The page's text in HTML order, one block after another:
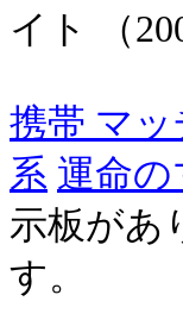
イト （
携帯 マ
系 運命の
示板があ
す。